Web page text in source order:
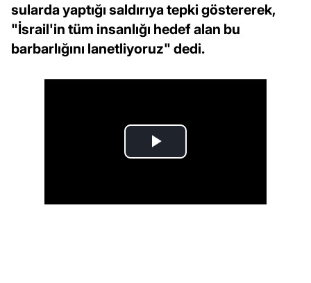
sularda yaptığı saldırıya tepki göstererek,
"İsrail'in tüm insanlığı hedef alan bu
barbarlığını lanetliyoruz" dedi.